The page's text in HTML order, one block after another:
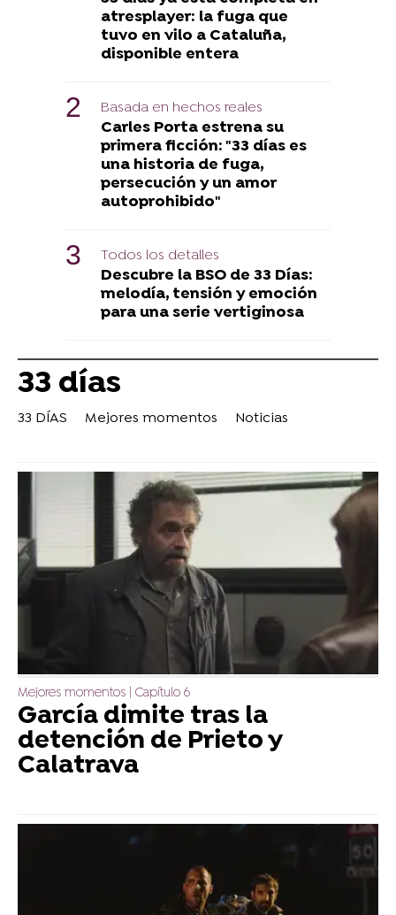
atresplayer: la fuga que
tuvo en vilo a Cataluña,
disponible entera
Basada en hechos reales
Carles Porta estrena su
primera ficción: "33 días es
una historia de fuga,
persecución y un amor
autoprohibido"
Todos los detalles
Descubre la BSO de 33 Días:
melodía, tensión y emoción
para una serie vertiginosa
33 días
33 DÍAS Mejores momentos Noticias
Mejores momentos | Capítulo 6
García dimite tras la
detención de Prieto y
Calatrava